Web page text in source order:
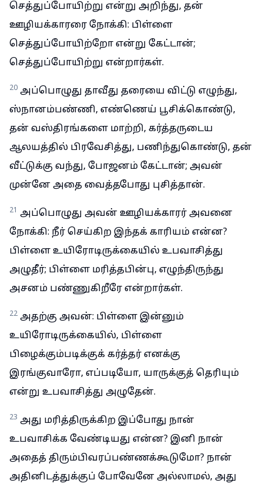
செத்துப்போயிற்று என்று அறிந்து, தன்
ஊழியக்காரரை நோக்கி: பிள்ளை
செத்துப்போயிற்றோ என்று கேட்டான்;
செத்துப்போயிற்று என்றார்கள்.
20 அப்பொழுது தாவீது தரையை விட்டு எழுந்து,
ஸ்நானம்பண்ணி, எண்ணெய் பூசிக்கொண்டு,
தன் வஸ்திரங்களை மாற்றி, கர்த்தருடைய
ஆலயத்தில் பிரவேசித்து, பணிந்துகொண்டு, தன்
வீட்டுக்கு வந்து, போஜனம் கேட்டான்; அவன்
முன்னே அதை வைத்தபோது புசித்தான்.
21 அப்பொழுது அவன் ஊழியக்காரர் அவனை
நோக்கி: நீர் செய்கிற இந்தக் காரியம் என்ன?
பிள்ளை உயிரோடிருக்கையில் உபவாசித்து
அழுதீர்; பிள்ளை மரித்தபின்பு, எழுந்திருந்து
அசனம் பண்ணுகிறீரே என்றார்கள்.
22 அதற்கு அவன்: பிள்ளை இன்னும்
உயிரோடிருக்கையில், பிள்ளை
பிழைக்கும்படிக்குக் கர்த்தர் எனக்கு
இரங்குவாரோ, எப்படியோ, யாருக்குத் தெரியும்
என்று உபவாசித்து அழுதேன்.
23 அது மரித்திருக்கிற இப்போது நான்
உபவாசிக்க வேண்டியது என்ன? இனி நான்
அதைத் திரும்பிவரப்பண்ணக்கூடுமோ? நான்
அதினிடத்துக்குப் போவேனே அல்லாமல், அது